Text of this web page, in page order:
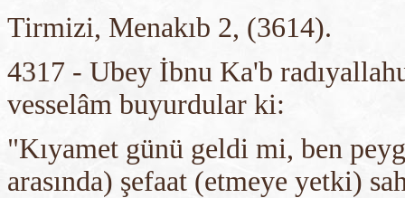
Tirmizi, Menakıb 2, (3614).
4317 - Ubey İbnu Ka'b
vesselâm buyurdular ki:
"Kıyamet günü geldi mi, ben
arasında) şefaat (etmeye yetki)